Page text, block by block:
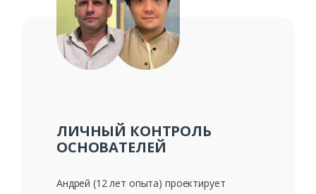
ЛИЧНЫЙ КОНТРОЛЬ
ОСНОВАТЕЛЕЙ
Андрей (12 лет опыта) проектирует